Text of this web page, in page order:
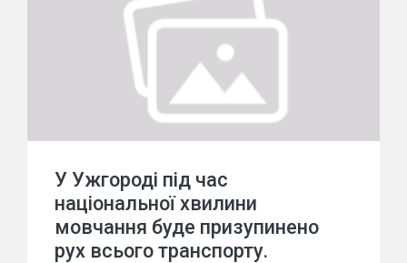
У Ужгороді під час
національної хвилини
мовчання буде призупинено
рух всього транспорту.